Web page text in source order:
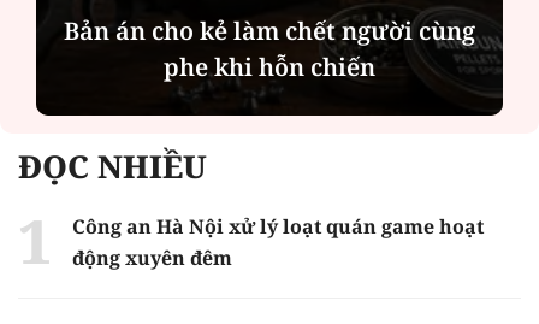
Bản án cho kẻ làm chết người cùng
phe khi hỗn chiến
ĐỌC NHIỀU
Công an Hà Nội xử lý loạt quán game hoạt
động xuyên đêm